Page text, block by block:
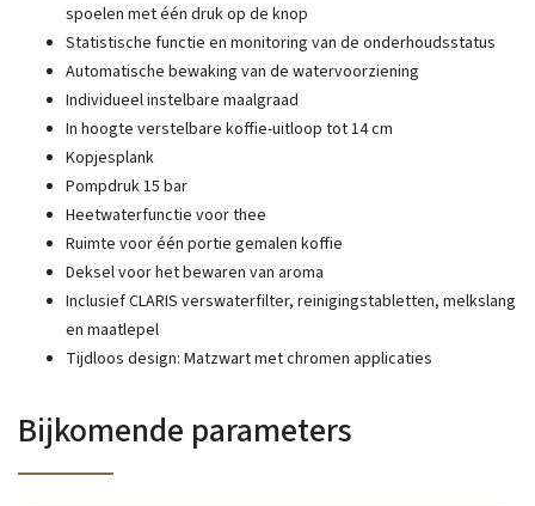
spoelen met één druk op de knop
Statistische functie en monitoring van de onderhoudsstatus
Automatische bewaking van de watervoorziening
Individueel instelbare maalgraad
In hoogte verstelbare koffie-uitloop tot 14 cm
Kopjesplank
Pompdruk 15 bar
Heetwaterfunctie voor thee
Ruimte voor één portie gemalen koffie
Deksel voor het bewaren van aroma
Inclusief CLARIS verswaterfilter, reinigingstabletten, melkslang
en maatlepel
Tijdloos design: Matzwart met chromen applicaties
Bijkomende parameters